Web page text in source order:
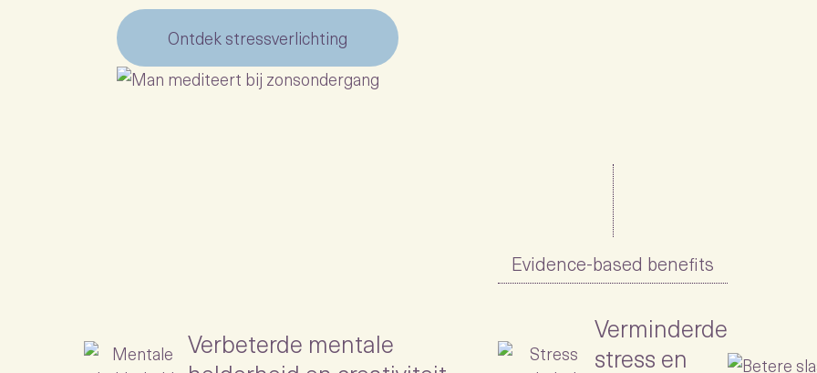
Ontdek stressverlichting
Evidence-based benefits
Verbeterde mentale
Verminderde
stress en